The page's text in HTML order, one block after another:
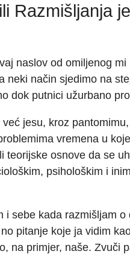
Razmišljanja
naslov od omiljenog
neki način sjedimo na
dok putnici užurbano
jesu, kroz
vremena u
teorijske osnove da se
psihološkim i
i sebe kada razmišljam
pitanje koje ja vidim
na primjer, naše. Zvuči